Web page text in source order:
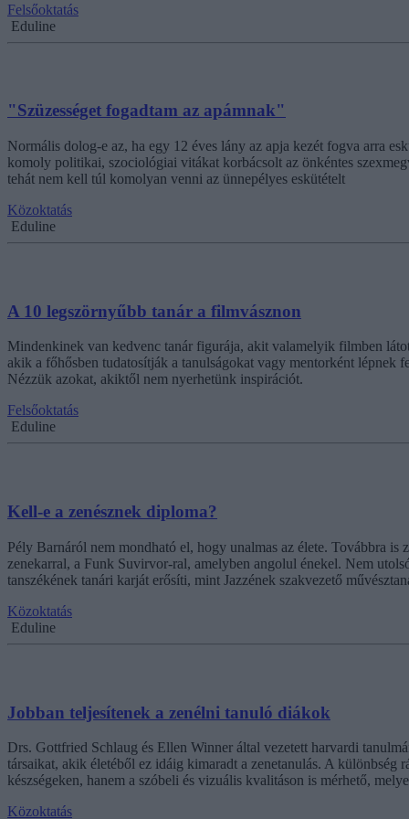
Felsőoktatás
Eduline
"Szüzességet fogadtam az apámnak"
Normális dolog-e az, ha egy 12 éves lány az apja kezét fogva arra
komoly politikai, szociológiai vitákat korbácsolt az önkéntes
tehát nem kell túl komolyan venni az ünnepélyes eskütételt
Közoktatás
Eduline
A 10 legszörnyűbb tanár a filmvásznon
Mindenkinek van kedvenc tanár figurája, akit valamelyik filmben
akik a főhősben tudatosítják a tanulságokat vagy mentorként lépnek
Nézzük azokat, akiktől nem nyerhetünk inspirációt.
Felsőoktatás
Eduline
Kell-e a zenésznek diploma?
Pély Barnáról nem mondható el, hogy unalmas az élete. Továbbra
zenekarral, a Funk Suvirvor-ral, amelyben angolul énekel. Nem
tanszékének tanári karját erősíti, mint Jazzének szakvezető
Közoktatás
Eduline
Jobban teljesítenek a zenélni tanuló diákok
Drs. Gottfried Schlaug és Ellen Winner által vezetett harvardi
társaikat, akik életéből ez idáig kimaradt a zenetanulás. A különbség
készségeken, hanem a szóbeli és vizuális kvalitáson is mérhető,
Közoktatás